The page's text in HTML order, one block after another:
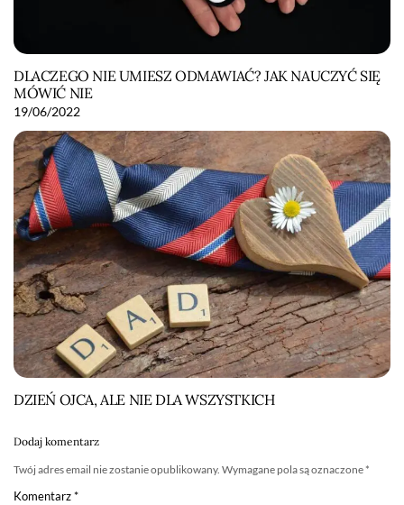
DLACZEGO NIE UMIESZ ODMAWIAĆ? JAK NAUCZYĆ SIĘ
MÓWIĆ NIE
19/06/2022
DZIEŃ OJCA, ALE NIE DLA WSZYSTKICH
Dodaj komentarz
Twój adres email nie zostanie opublikowany. Wymagane pola są oznaczone *
Komentarz*